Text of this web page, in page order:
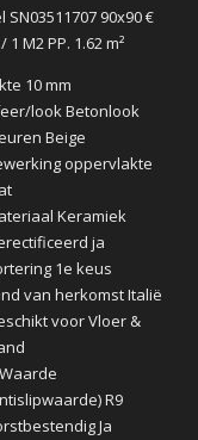
SN03511707 90x90€
/ 1 M2 PP. 1.62 m²
10 mm
look Betonlook
Beige
oppervlakte
Keramiek
ja
1e keus
van herkomst Italië
voor Vloer &
R9
Ja